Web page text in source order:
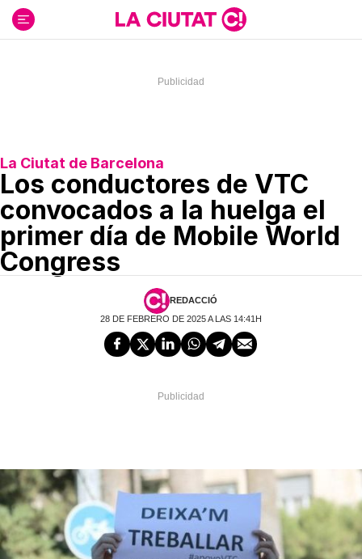
contenido
La Ciutat de Barcelona
Los conductores de VTC
convocados a la huelga el
primer día de Mobile World
Congress
REDACCIÓ
28 DE FEBRERO DE 2025 A LAS 14:41H